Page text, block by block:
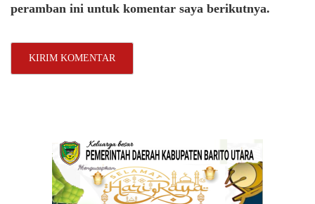
peramban ini untuk komentar saya berikutnya.